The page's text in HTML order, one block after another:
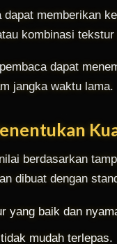
dapat memberikan
kombinasi
dapat
jangka waktu lama.
berdasarkan
dibuat dengan
yang baik dan
mudah terlepas.